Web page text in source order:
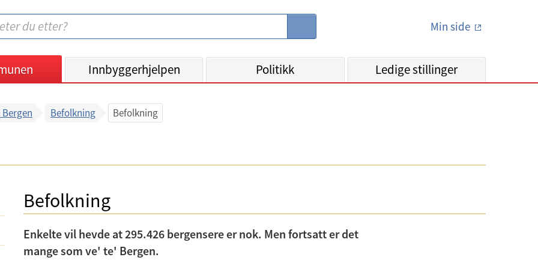
S
Min side
Innbyggerhjelpen Politikk Ledige stillinger
Befolkning Befolkning
Befolkning
Enkelte vil hevde at 295.426 bergensere er nok. Men fortsatt er det
mange som ve' te' Bergen.